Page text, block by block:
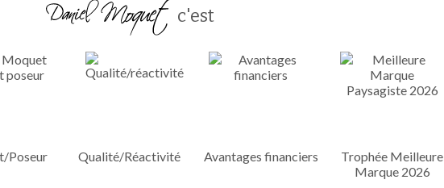
c'est
Poseur Qualité/Réactivité Avantages financiers
Trophée Meilleure
Marque 2026